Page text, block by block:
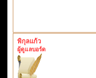
พิกุลแก้ว
ผู้ดูแลบอร์ด